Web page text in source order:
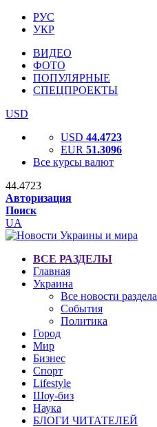
РУС
УКР
ВИДЕО
ФОТО
ПОПУЛЯРНЫЕ
СПЕЦПРОЕКТЫ
USD
USD 44.4723
EUR 51.3096
Все курсы валют
44.4723
Авторизация
Поиск
UA
ВСЕ РАЗДЕЛЫ
Главная
Украина
Все новости раздела
События
Политика
Город
Мир
Бизнес
Спорт
Lifestyle
Шоу-биз
Наука
БЛОГИ ЧИТАТЕЛЕЙ